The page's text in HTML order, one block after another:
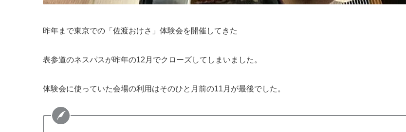
昨年まで東京での「佐渡おけさ」体験会を開催してきた
表参道のネスパスが昨年の12月でクローズしてしまいました。
体験会に使っていた会場の利用はそのひと月前の11月が最後でした。